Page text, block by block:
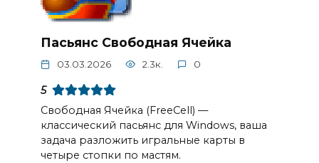
Пасьянс Свободная Ячейка
03.03.2026 2.3к. 0
5
Свободная Ячейка (FreeCell) —
классический пасьянс для Windows, ваша
задача разложить игральные карты в
четыре стопки по мастям.